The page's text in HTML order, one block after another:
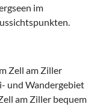
im
Zell am Ziller
und Wandergebiet
am Ziller bequem